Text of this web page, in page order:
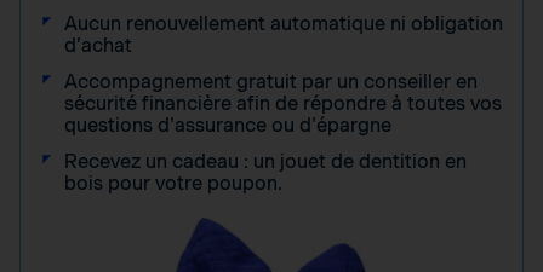
Aucun renouvellement automatique ni obligation
d’achat
Accompagnement gratuit par un conseiller en
sécurité financière afin de répondre à toutes vos
questions d'assurance ou d'épargne
Recevez un cadeau : un jouet de dentition en
bois pour votre poupon.